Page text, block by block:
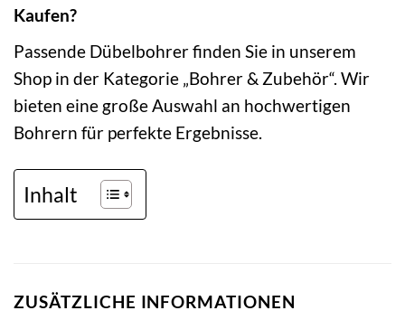
Kaufen?
Passende Dübelbohrer finden Sie in unserem
Shop in der Kategorie „Bohrer & Zubehör“. Wir
bieten eine große Auswahl an hochwertigen
Bohrern für perfekte Ergebnisse.
Inhalt
ZUSÄTZLICHE INFORMATIONEN